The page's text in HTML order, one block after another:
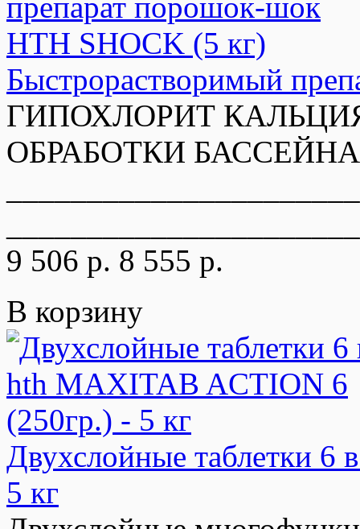
Быстрорастворимый
ГИПОХЛОРИТ
ОБРАБОТКИ БАССЕЙНА,
9 506 р. 8 555 р.
В корзину
Двухслойные таблетки
5 кг